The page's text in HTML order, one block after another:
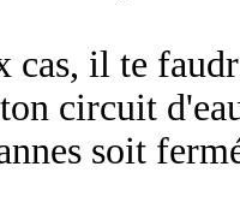
cas, il te
circuit
soit